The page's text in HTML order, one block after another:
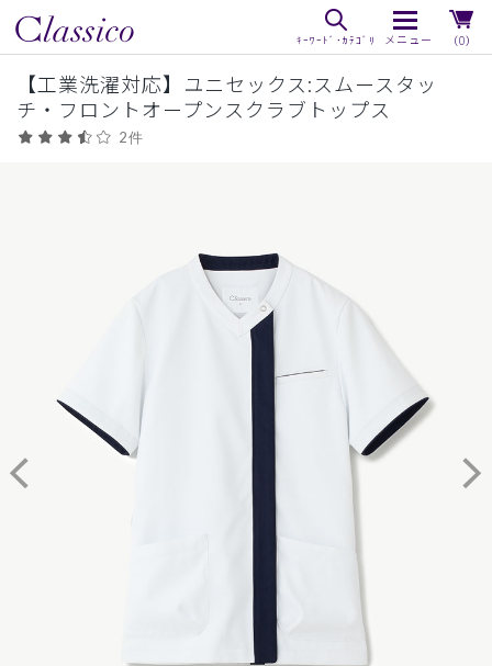
（0）
【工業洗濯対応】ユニセックス:スムースタッ
チ・フロントオープンスクラブトップス
2件